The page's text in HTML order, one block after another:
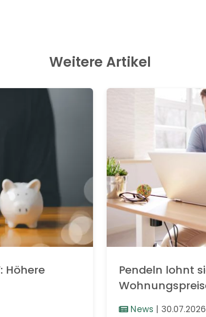
Weitere Artikel
Höhere
Pendeln lohnt
News | 30.07.2026